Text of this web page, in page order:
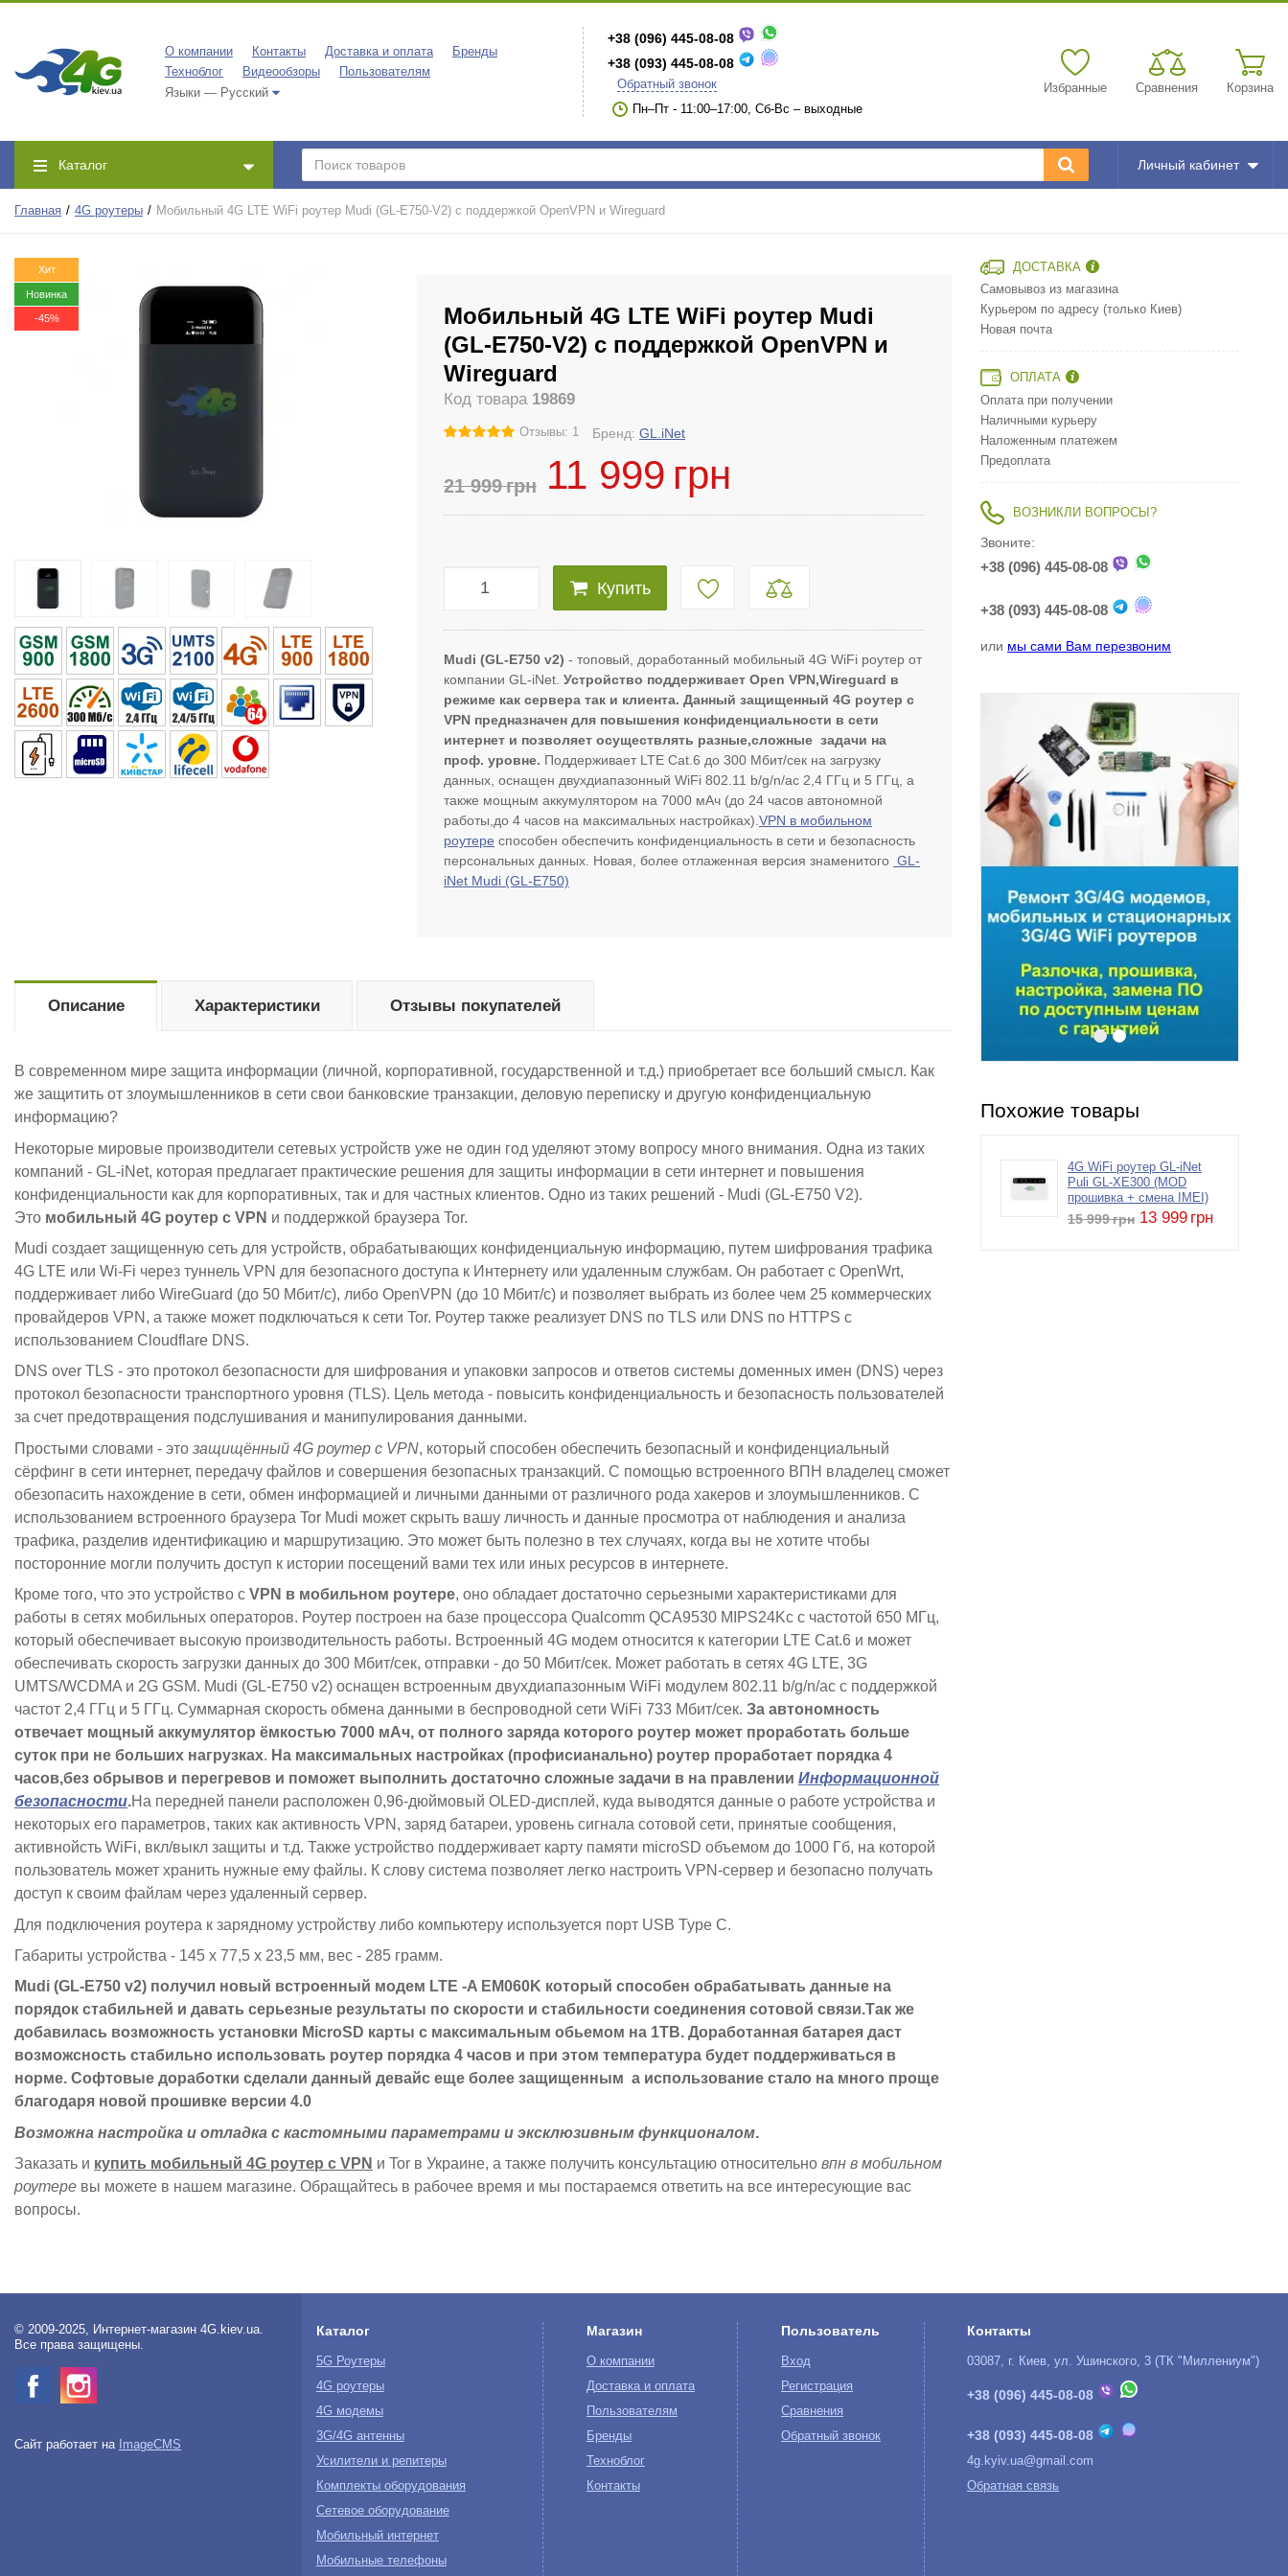
О компании Контакты Доставка и оплата
Бренды
Техноблог
Видеообзоры
Пользователям
Языки — Русский
+38 (096) 445-08-08
+38 (093) 445-08-08
Обратный звонок
Пн–Пт - 11:00–17:00, Сб-Вс – выходные
Избранные Сравнения Корзина
Каталог Личный кабинет
Главная 4G роутеры Мобильный 4G LTE WiFi роутер Mudi (GL-E750-V2) с поддержкой OpenVPN и Wireguard
Хит
Новинка
-45%
Мобильный 4G LTE WiFi роутер Mudi
(GL-E750-V2) с поддержкой OpenVPN и
Wireguard
Код товара 19869
Отзывы: 1 Бренд: GL.iNet
21 999грн 11 999 грн
Купить
Mudi (GL-E750 v2) - топовый, доработанный мобильный 4G WiFi роутер от
компании GL-iNet. Устройство поддерживает Open VPN,Wireguard в
режиме как сервера так и клиента. Данный защищенный 4G роутер с
VPN предназначен для повышения конфиденциальности в сети
интернет и позволяет осуществлять разные,сложные задачи на
проф. уровне. Поддерживает LTE Cat.6 до 300 Мбит/сек на загрузку
данных, оснащен двухдиапазонный WiFi 802.11 b/g/n/ac 2,4 ГГц и 5 ГГц, а
также мощным аккумулятором на 7000 мАч (до 24 часов автономной
работы,до 4 часов на максимальных настройках).VPN в мобильном
роутере способен обеспечить конфиденциальность в сети и безопасность
персональных данных. Новая, более отлаженная версия знаменитого GL-
iNet Mudi (GL-E750)
Описание
В современном мире защита информации (личной, корпоративной, государственной и т.д.) приобретает все больший смысл. Как
же защитить от злоумышленников в сети свои банковские транзакции, деловую переписку и другую конфиденциальную
информацию?
Некоторые мировые производители сетевых устройств уже не один год уделяют этому вопросу много внимания. Одна из таких
компаний - GL-iNet, которая предлагает практические решения для защиты информации в сети интернет и повышения
конфиденциальности как для корпоративных, так и для частных клиентов. Одно из таких решений - Mudi (GL-E750 V2).
Это мобильный 4G роутер с VPN и поддержкой браузера Tor.
Mudi создает защищенную сеть для устройств, обрабатывающих конфиденциальную информацию, путем шифрования трафика
4G LTE или Wi-Fi через туннель VPN для безопасного доступа к Интернету или удаленным службам. Он работает с OpenWrt,
поддерживает либо WireGuard (до 50 Мбит/с), либо OpenVPN (до 10 Мбит/с) и позволяет выбрать из более чем 25 коммерческих
провайдеров VPN, а также может подключаться к сети Tor. Роутер также реализует DNS по TLS или DNS по HTTPS с
использованием Cloudflare DNS.
DNS over TLS - это протокол безопасности для шифрования и упаковки запросов и ответов системы доменных имен (DNS) через
протокол безопасности транспортного уровня (TLS). Цель метода - повысить конфиденциальность и безопасность пользователей
за счет предотвращения подслушивания и манипулирования данными.
Простыми словами - это защищённый 4G роутер с VPN, который способен обеспечить безопасный и конфиденциальный
сёрфинг в сети интернет, передачу файлов и совершения безопасных транзакций. С помощью встроенного ВПН владелец сможет
обезопасить нахождение в сети, обмен информацией и личными данными от различного рода хакеров и злоумышленников. С
использованием встроенного браузера Tor Mudi может скрыть вашу личность и данные просмотра от наблюдения и анализа
трафика, разделив идентификацию и маршрутизацию. Это может быть полезно в тех случаях, когда вы не хотите чтобы
посторонние могли получить доступ к истории посещений вами тех или иных ресурсов в интернете.
Кроме того, что это устройство с VPN в мобильном роутере, оно обладает достаточно серьезными характеристиками для
работы в сетях мобильных операторов. Роутер построен на базе процессора Qualcomm QCA9530 MIPS24Kc с частотой 650 МГц,
который обеспечивает высокую производительность работы. Встроенный 4G модем относится к категории LTE Cat.6 и может
обеспечивать скорость загрузки данных до 300 Мбит/сек, отправки - до 50 Мбит/сек. Может работать в сетях 4G LTE, 3G
UMTS/WCDMA и 2G GSM. Mudi (GL-E750 v2) оснащен встроенным двухдиапазонным WiFi модулем 802.11 b/g/n/ac с поддержкой
частот 2,4 ГГц и 5 ГГц. Суммарная скорость обмена данными в беспроводной сети WiFi 733 Мбит/сек. За автономность
отвечает мощный аккумулятор ёмкостью 7000 мАч, от полного заряда которого роутер может проработать больше
суток при не больших нагрузках. На максимальных настройках (профисианально) роутер проработает порядка 4
часов,без обрывов и перегревов и поможет выполнить достаточно сложные задачи в на правлении Информационной
безопасности.На передней панели расположен 0,96-дюймовый OLED-дисплей, куда выводятся данные о работе устройства и
некоторых его параметров, таких как активность VPN, заряд батареи, уровень сигнала сотовой сети, принятые сообщения,
активнойсть WiFi, вкл/выкл защиты и т.д. Также устройство поддерживает карту памяти microSD объемом до 1000 Гб, на которой
пользователь может хранить нужные ему файлы. К слову система позволяет легко настроить VPN-сервер и безопасно получать
доступ к своим файлам через удаленный сервер.
Для подключения роутера к зарядному устройству либо компьютеру используется порт USB Type C.
Габариты устройства - 145 х 77,5 х 23,5 мм, вес - 285 грамм.
Mudi (GL-E750 v2) получил новый встроенный модем LTE -A EM060K который способен обрабатывать данные на
порядок стабильней и давать серьезные результаты по скорости и стабильности соединения сотовой связи.Так же
добавилась возможность установки MicroSD карты с максимальным обьемом на 1TB. Доработанная батарея даст
возможсность стабильно использовать роутер порядка 4 часов и при этом температура будет поддерживаться в
норме. Софтовые доработки сделали данный девайс еще более защищенным а использование стало на много проще
благодаря новой прошивке версии 4.0
Возможна настройка и отладка с кастомными параметрами и эксклюзивным функционалом.
Заказать и купить мобильный 4G роутер с VPN и Tor в Украине, а также получить консультацию относительно впн в мобильном
роутере вы можете в нашем магазине. Обращайтесь в рабочее время и мы постараемся ответить на все интересующие вас
вопросы.
Характеристики Отзывы покупателей
ДОСТАВКА
Самовывоз из магазина
Курьером по адресу (только Киев)
Новая почта
ОПЛАТА
Оплата при получении
Наличными курьеру
Наложенным платежем
Предоплата
ВОЗНИКЛИ ВОПРОСЫ?
Звоните:
+38 (096) 445-08-08
+38 (093) 445-08-08
или мы сами Вам перезвоним
Похожие товары
4G WiFi роутер GL-iNet
Puli GL-XE300 (MOD
прошивка + смена IMEI)
15 999грн 13 999 грн
© 2009-2025, Интернет-магазин 4G.kiev.ua.
Все права защищены.
Сайт работает на ImageCMS
Каталог
5G Роутеры
4G роутеры
4G модемы
3G/4G антенны
Усилители и репитеры
Комплекты оборудования
Сетевое оборудование
Мобильный интернет
Мобильные телефоны
Магазин
О компании
Доставка и оплата
Пользователям
Бренды
Техноблог
Контакты
Пользователь
Вход
Регистрация
Сравнения
Обратный звонок
Контакты
03087, г. Киев, ул. Ушинского, 3 (ТК "Миллениум")
+38 (096) 445-08-08
+38 (093) 445-08-08
4g.kyiv.ua@gmail.com
Обратная связь